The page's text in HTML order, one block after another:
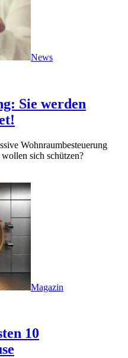
News
Sie werden
Wohnraumbesteuerung
sich schützen?
Magazin
10